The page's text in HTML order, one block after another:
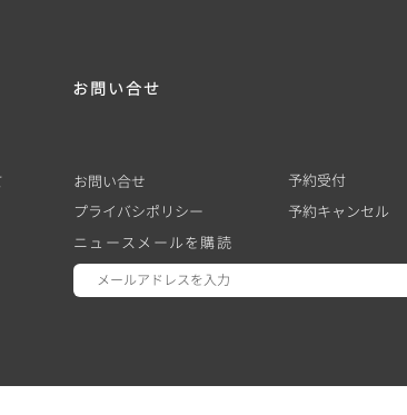
お問い合せ
お問い合せ
プライバシポリシー
予約受付
予約キャンセル
ニュースメールを購読